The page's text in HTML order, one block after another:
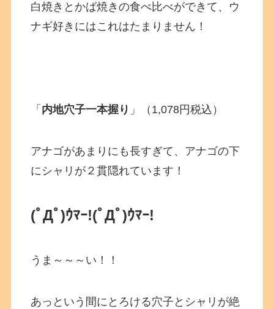
白焼きとかば焼きの食べ比べができて、ウ
ナギ好きにはこれはたまりません！
「 内地穴子一本握り 」（1,078円税込）
アナゴがあまりにも長すぎて、アナゴの下
にシャリが２貫隠れています！
(ﾟДﾟ)ｳﾏｰ!(ﾟДﾟ)ｳﾏｰ!
うま～～～い！！
あっという間にとろける穴子とシャリが絶